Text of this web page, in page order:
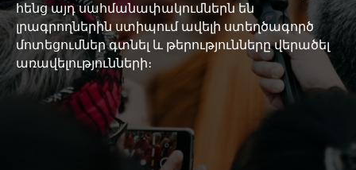
հենց այդ սահմանափակումներն են
լրագրողներին ստիպում ավելի ստեղծագործ
մոտեցումներ գտնել և թերությունները վերածել
առավելությունների։